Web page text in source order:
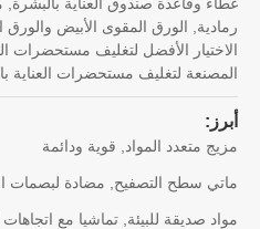
الورق المقوى الأبيض والورق
الأفضل لتغليف مستحضرات العناية
لتغليف مستحضرات العناية
متعدد المواد, قوية ودائمة
سطح التصفيح, مضادة لبصمات الأصابع
صديقة للبيئة, تماشيا مع اتجاهات